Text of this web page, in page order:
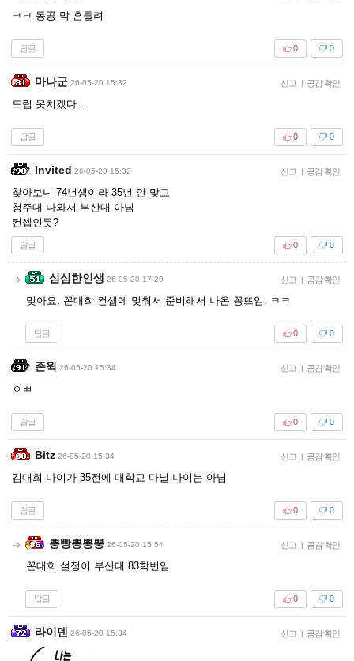
ㅋㅋ 동공 막 흔들려
답글 0
0
마나군 26-05-20 15:32 신고 | 공감 확인
드립 못치겠다...
답글 0
0
Invited 26-05-20 15:32 신고 | 공감 확인
찾아보니 74년생이라 35년 안 맞고
청주대 나와서 부산대 아님
컨셉인듯?
답글 0
0
심심한인생 26-05-20 17:29 신고 | 공감 확인
맞아요. 꼰대희 컨셉에 맞춰서 준비해서 나온 꽁뜨임. ㅋㅋ
답글 0
0
존윅 26-05-20 15:34 신고 | 공감 확인
ㅇㅃ
답글 0
0
Bitz 26-05-20 15:34 신고 | 공감 확인
김대희 나이가 35전에 대학교 다닐 나이는 아님
답글 0
0
뿡빵뿡뿡뿡 26-05-20 15:54 신고 | 공감 확인
꼰대희 설정이 부산대 83학번임
답글 0
0
라이덴 26-05-20 15:34 신고 | 공감 확인